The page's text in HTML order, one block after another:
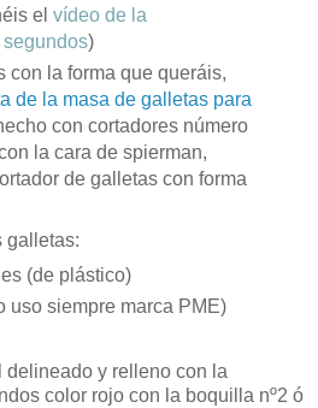
el vídeo de la
)
con la forma que queráis,
de la masa de galletas para
con cortadores número
la cara de spierman,
de galletas con forma
galletas:
(de plástico)
uso siempre marca PME)
delineado y relleno con la
color rojo con la boquilla nº2 ó